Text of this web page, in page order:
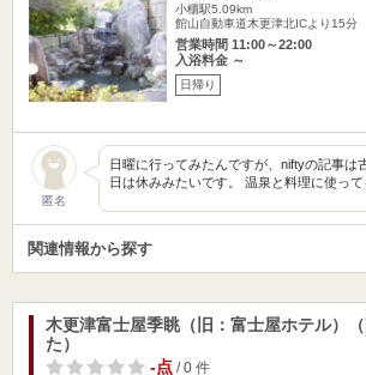
小櫃駅5.09km
館山自動車道木更津北ICより15分
営業時間 11:00～22:00
入浴料金 ～
日帰り
匿名
日曜に行ってみたんですが、niftyの記事は
日は休みみたいです。 温泉と料理に使っ
関連情報から探す
木更津富士屋季眺（旧：富士屋ホテル）
た）
-点/ 0 件